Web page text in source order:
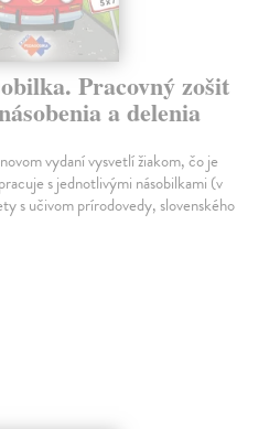
Pracovný zošit
a delenia
vydaní vysvetlí žiakom, čo je
s jednotlivými násobilkami (v
s učivom prírodovedy, slovenského